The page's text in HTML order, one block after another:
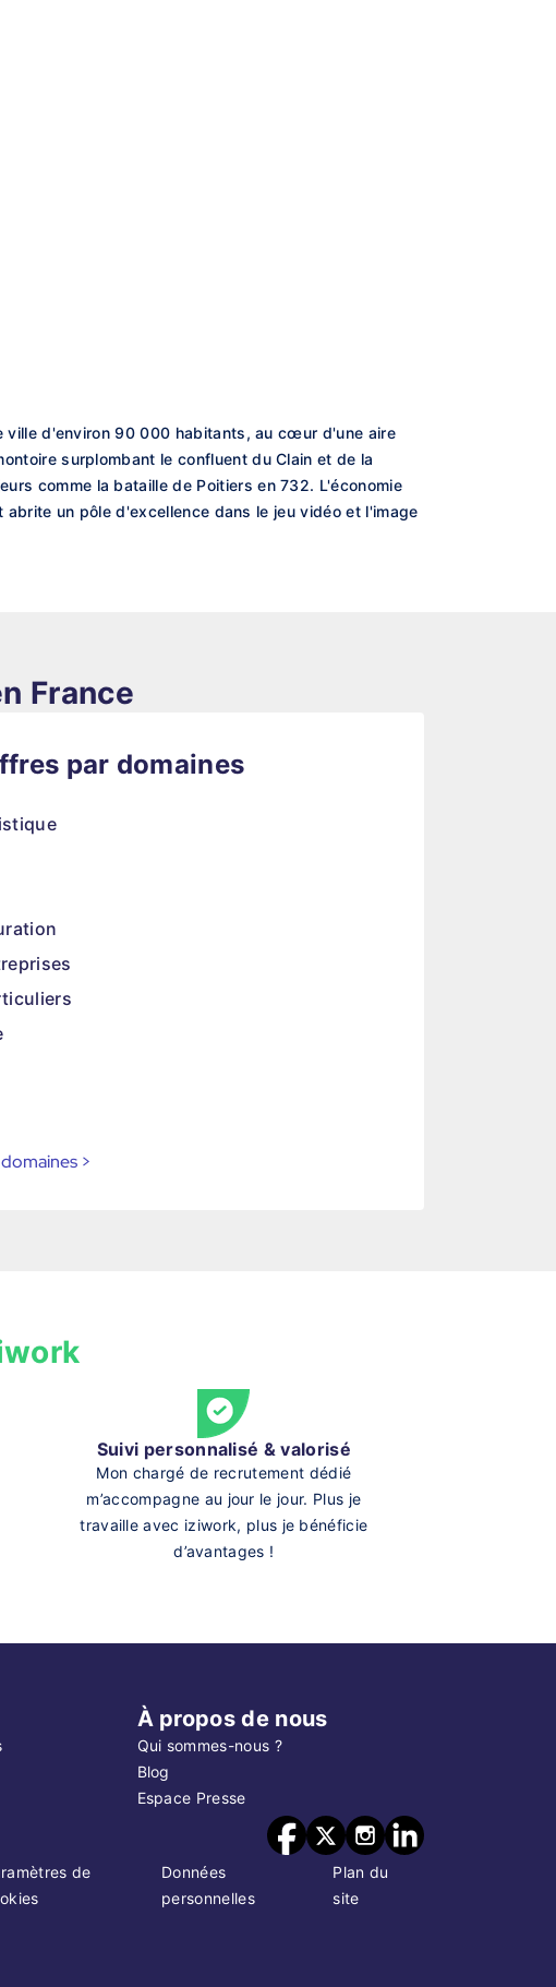
ville d'environ 90 000 habitants, au cœur d'une aire
surplombant le confluent du Clain et de la
comme la bataille de Poitiers en 732. L'économie
un pôle d'excellence dans le jeu vidéo et l'image
France
par domaines
>
Suivi personnalisé & valorisé
Mon chargé de recrutement dédié
m’accompagne au jour le jour. Plus je
travaille avec iziwork, plus je bénéficie
d’avantages !
À propos de nous
Qui sommes-nous ?
Blog
Espace Presse
de
Données
personnelles
Plan du
site